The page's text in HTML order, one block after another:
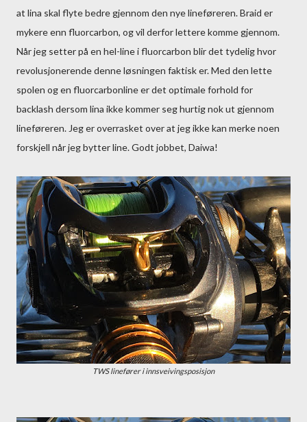
at lina skal flyte bedre gjennom den nye lineføreren. Braid er
mykere enn fluorcarbon, og vil derfor lettere komme gjennom.
Når jeg setter på en hel-line i fluorcarbon blir det tydelig hvor
revolusjonerende denne løsningen faktisk er. Med den lette
spolen og en fluorcarbonline er det optimale forhold for
backlash dersom lina ikke kommer seg hurtig nok ut gjennom
lineføreren. Jeg er overrasket over at jeg ikke kan merke noen
forskjell når jeg bytter line. Godt jobbet, Daiwa!
TWS linefører i innsveivingsposisjon